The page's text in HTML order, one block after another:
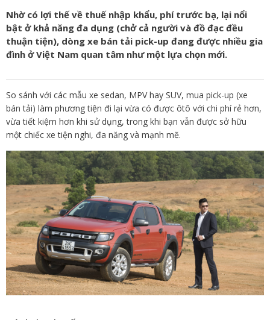
Nhờ có lợi thế về thuế nhập khẩu, phí trước bạ, lại nổi
bật ở khả năng đa dụng (chở cả người và đồ đạc đều
thuận tiện), dòng xe bán tải pick-up đang được nhiều gia
đình ở Việt Nam quan tâm như một lựa chọn mới.
So sánh với các mẫu xe sedan, MPV hay SUV, mua pick-up (xe
bán tải) làm phương tiện đi lại vừa có được ôtô với chi phí rẻ hơn,
vừa tiết kiệm hơn khi sử dụng, trong khi bạn vẫn được sở hữu
một chiếc xe tiện nghi, đa năng và mạnh mẽ.